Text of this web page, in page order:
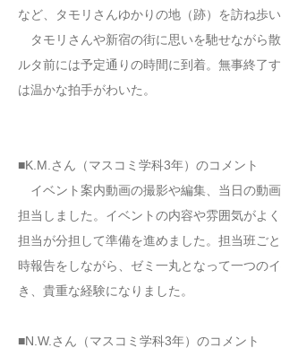
など、タモリさんゆかりの地（跡）を訪ね歩い
タモリさんや新宿の街に思いを馳せながら
ルタ前には予定通りの時間に到着。無事終了
は温かな拍手がわいた。
■K.M.さん（マスコミ学科3年）のコメント
イベント案内動画の撮影や編集、当日の動
担当しました。イベントの内容や雰囲気がよ
担当が分担して準備を進めました。担当班ご
時報告をしながら、ゼミ一丸となって一つの
き、貴重な経験になりました。
■N.W.さん（マスコミ学科3年）のコメント